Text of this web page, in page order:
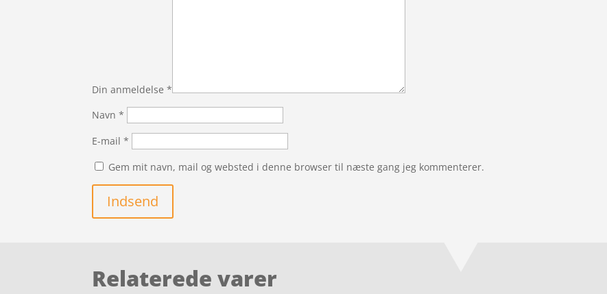
Din anmeldelse*
Navn*
E-mail*
Gem mit navn, mail og websted i denne browser til næste gang jeg kommenterer.
Indsend
Relaterede varer